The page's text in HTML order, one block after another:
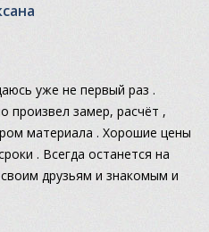
уже не первый раз .
произвел замер, расчёт ,
материала . Хорошие цены
. Всегда останется на
друзьям и знакомым и